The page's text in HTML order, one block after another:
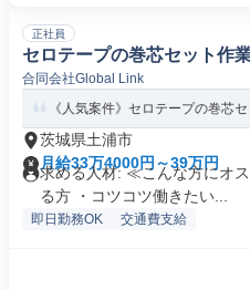
正社員
セロテープの巻芯セット作
合同会社Global Link
《人気案件》セロテープの巻芯
茨城県土浦市
月給33万4000円～39万円
求める人材: ≪こんな方にオ
る方 ・コツコツ働きたい...
即日勤務OK 交通費支給